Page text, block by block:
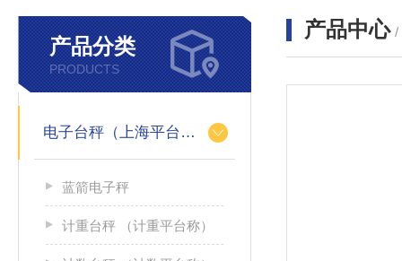
产品分类
PRODUCTS
电子台秤（上海平台称）
蓝箭电子秤
计重台秤 （计重平台称）
产品中心 /